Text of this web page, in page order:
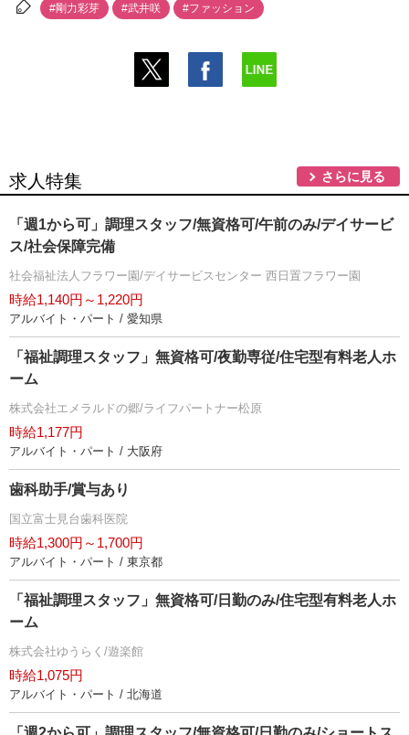
#剛力彩芽 #武井咲 #ファッション
求人特集 さらに見る
「週1から可」調理スタッフ/無資格可/午前のみ/デイサービ
ス/社会保障完備
社会福祉法人フラワー園/デイサービスセンター 西日置フラワー園
時給1,140円～1,220円
アルバイト・パート / 愛知県
「福祉調理スタッフ」無資格可/夜勤専従/住宅型有料老人ホ
ーム
株式会社エメラルドの郷/ライフパートナー松原
時給1,177円
アルバイト・パート / 大阪府
歯科助手/賞与あり
国立富士見台歯科医院
時給1,300円～1,700円
アルバイト・パート / 東京都
「福祉調理スタッフ」無資格可/日勤のみ/住宅型有料老人ホ
ーム
株式会社ゆうらく/遊楽館
時給1,075円
アルバイト・パート / 北海道